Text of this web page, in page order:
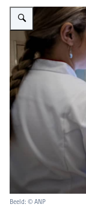
Vergroot afbeelding
Beeld: © ANP